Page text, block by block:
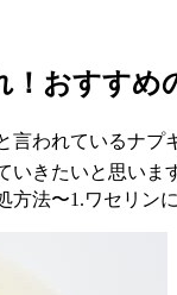
おすすめ
言われているナ
いきたいと思いま
方法〜1.ワセリン